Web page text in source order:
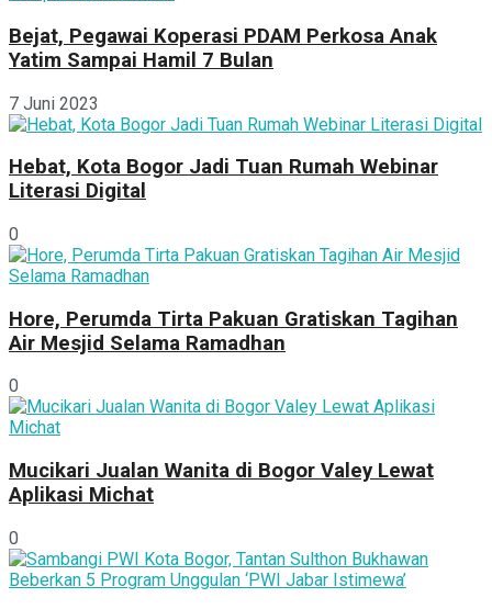
Bejat, Pegawai Koperasi PDAM Perkosa Anak
Yatim Sampai Hamil 7 Bulan
7 Juni 2023
Hebat, Kota Bogor Jadi Tuan Rumah Webinar
Literasi Digital
0
Hore, Perumda Tirta Pakuan Gratiskan Tagihan
Air Mesjid Selama Ramadhan
0
Mucikari Jualan Wanita di Bogor Valey Lewat
Aplikasi Michat
0